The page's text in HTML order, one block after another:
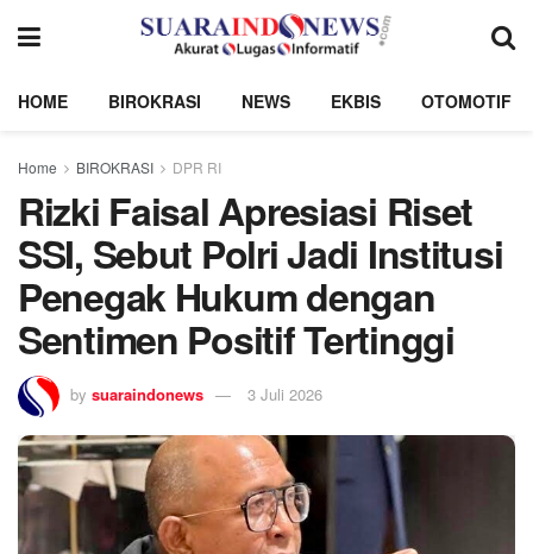
HOME BIROKRASI NEWS EKBIS OTOMOTIF
Home BIROKRASI DPR RI
Rizki Faisal Apresiasi Riset
SSI, Sebut Polri Jadi Institusi
Penegak Hukum dengan
Sentimen Positif Tertinggi
by suaraindonews 3 Juli 2026